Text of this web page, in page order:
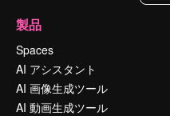
製品
Spaces
AI アシスタント
AI 画像生成ツール
AI 動画生成ツール